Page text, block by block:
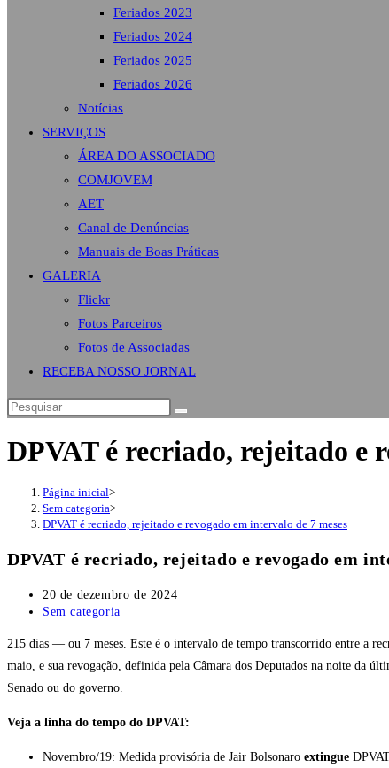
Feriados 2023
Feriados 2024
Feriados 2025
Feriados 2026
Notícias
SERVIÇOS
ÁREA DO ASSOCIADO
COMJOVEM
AET
Canal de Denúncias
Manuais de Boas Práticas
GALERIA
Flickr
Fotos Parceiros
Fotos de Associadas
RECEBA NOSSO JORNAL
DPVAT é recriado, rejeitado e
Página inicial>
Sem categoria>
DPVAT é recriado, rejeitado e revogado em intervalo de 7 meses
DPVAT é recriado, rejeitado e revogado em
Post
publicado:
20 de dezembro de 2024
Categoria
post:
Sem categoria
215 dias — ou 7 meses. Este é o intervalo de tempo transcorrido entre a
maio, e sua revogação, definida pela Câmara dos Deputados na noite da
Senado ou do governo.
Veja a linha do tempo do DPVAT:
Novembro/19: Medida provisória de Jair Bolsonaro extingue